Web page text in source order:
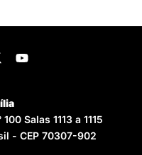
Salas 1113 a 1115
- CEP 70307-902